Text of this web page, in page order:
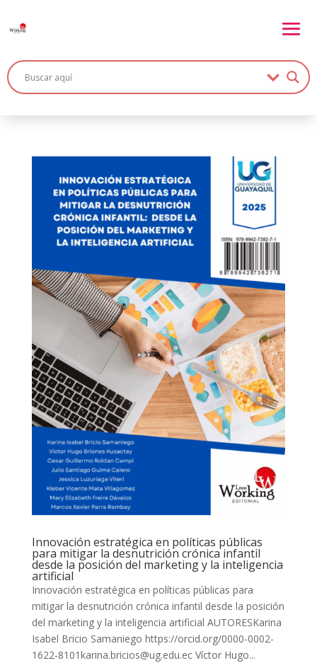
Innovación estratégica en políticas públicas
para mitigar la desnutrición crónica infantil
desde la posición del marketing y la inteligencia
artificial
Innovación estratégica en políticas públicas para
mitigar la desnutrición crónica infantil desde la posición
del marketing y la inteligencia artificial AUTORESKarina
Isabel Bricio Samaniego https://orcid.org/0000-0002-
1622-8101karina.bricios@ug.edu.ec Víctor Hugo...